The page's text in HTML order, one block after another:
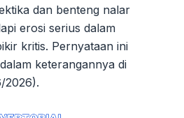
dan benteng nalar
erosi serius dalam
kritis. Pernyataan ini
keterangannya di
2026).